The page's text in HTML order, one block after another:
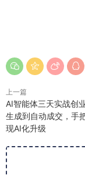
上一篇
AI智能体三天实战创
生成到自动成交，手
现AI化升级